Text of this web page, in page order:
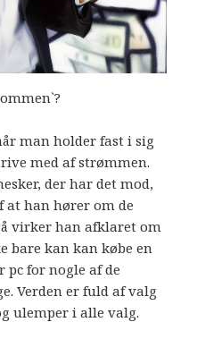
man holder fast i sig
med af strømmen.
der har det mod,
at han hører om de
virker han afklaret om
bare kan kan købe en
pc for nogle af de
Verden er fuld af valg
ulemper i alle valg.